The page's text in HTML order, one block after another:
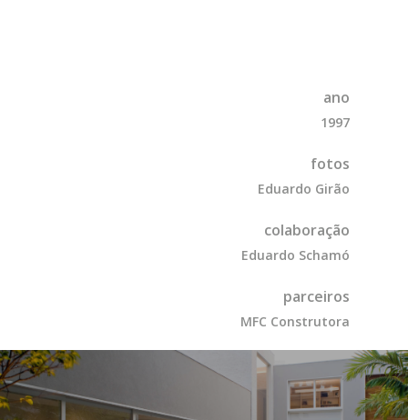
ano
1997
fotos
Eduardo Girão
colaboração
Eduardo Schamó
parceiros
MFC Construtora